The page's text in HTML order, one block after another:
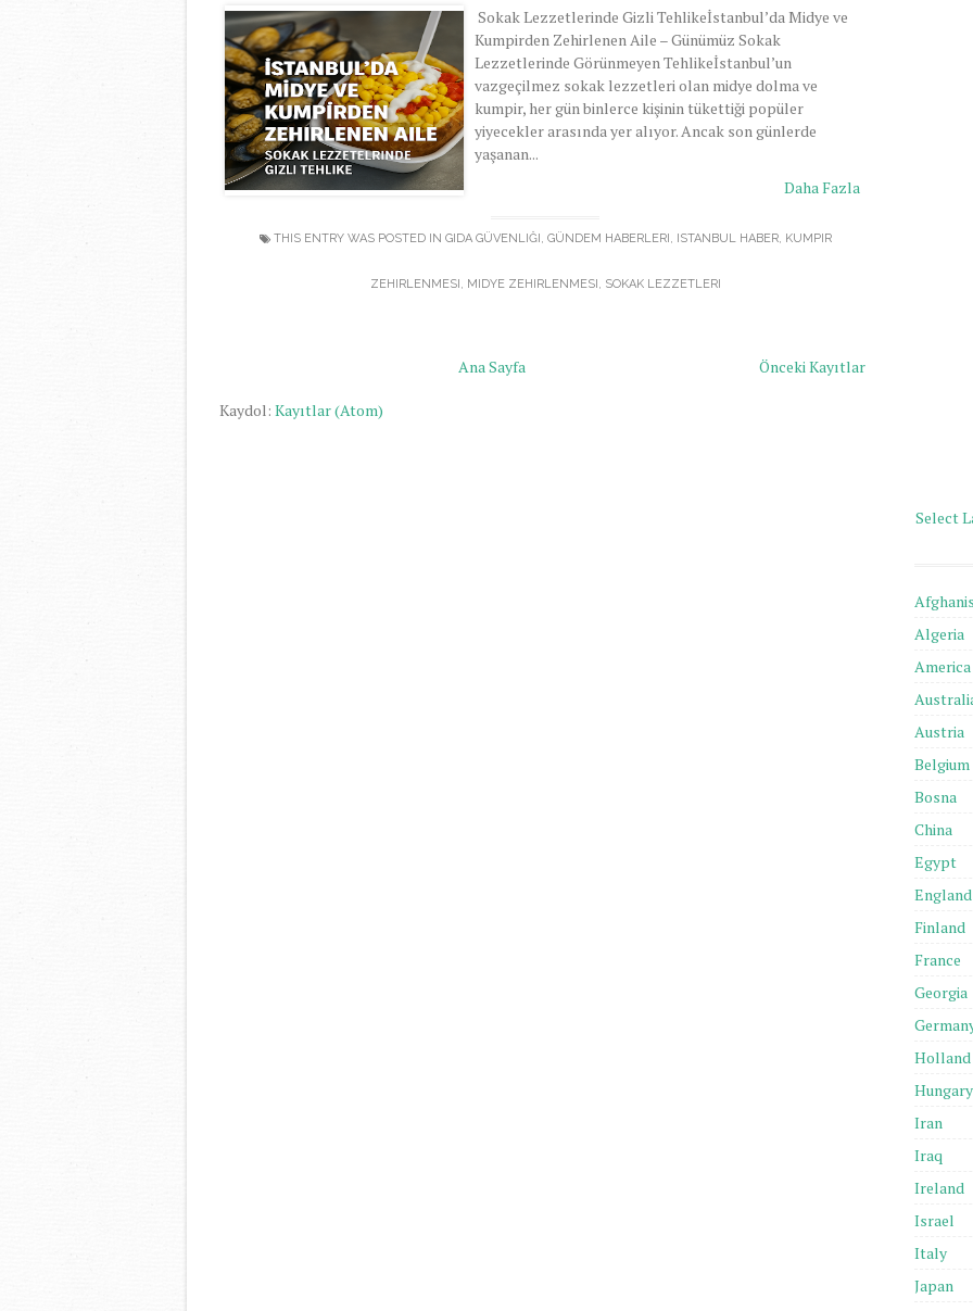
Sokak Lezzetlerinde Gizli Tehlikeİstanbul’da Midye ve
Kumpirden Zehirlenen Aile – Günümüz Sokak
Lezzetlerinde Görünmeyen Tehlikeİstanbul’un
vazgeçilmez sokak lezzetleri olan midye dolma ve
kumpir, her gün binlerce kişinin tükettiği popüler
yiyecekler arasında yer alıyor. Ancak son günlerde
yaşanan...
Daha Fazla
THIS ENTRY WAS POSTED IN GIDA GÜVENLIĞI , GÜNDEM HABERLERI , ISTANBUL HABER, KUMPIR
ZEHIRLENMESI , MIDYE ZEHIRLENMESI , SOKAK LEZZETLERI
Önceki Kayıtlar
Ana Sayfa
Kaydol: Kayıtlar (Atom)
Select
Algeria
America
Austria
Belgium
Bosna
China
Egypt
England
Finland
France
Georgia
Holland
Hungary
Iran
Iraq
Ireland
Israel
Italy
Japan